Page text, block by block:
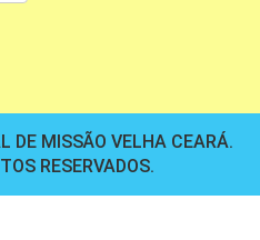
DE MISSÃO VELHA CEARÁ.
RESERVADOS.